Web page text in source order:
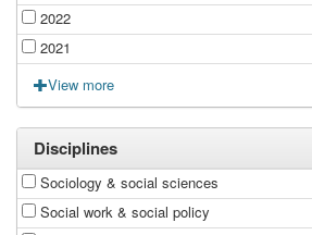
2022
2021
View more
Disciplines
Sociology & social sciences
Social work & social policy